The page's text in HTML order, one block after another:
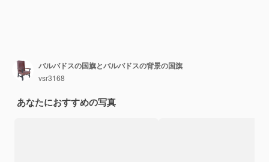
バルバドスの国旗とバルバドスの背景の国旗
vsr3168
あなたにおすすめの写真